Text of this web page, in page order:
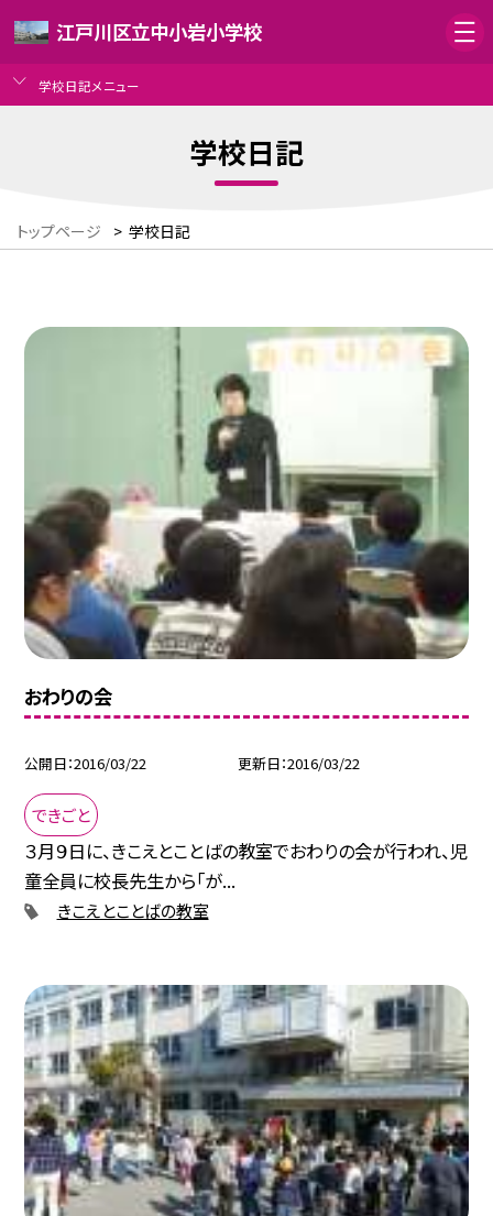
江戸川区立中小岩小学校
学校日記メニュー
学校日記
トップページ > 学校日記
おわりの会
公開日 2016/03/22 更新日 2016/03/22
できごと
３月９日に、きこえとことばの教室でおわりの会が行われ、児
童全員に校長先生から「が...
きこえとことばの教室